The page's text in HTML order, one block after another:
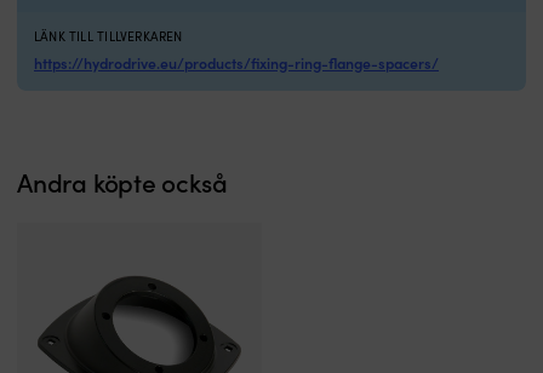
LÄNK TILL TILLVERKAREN
https://hydrodrive.eu/products/fixing-ring-flange-spacers/
Andra köpte också